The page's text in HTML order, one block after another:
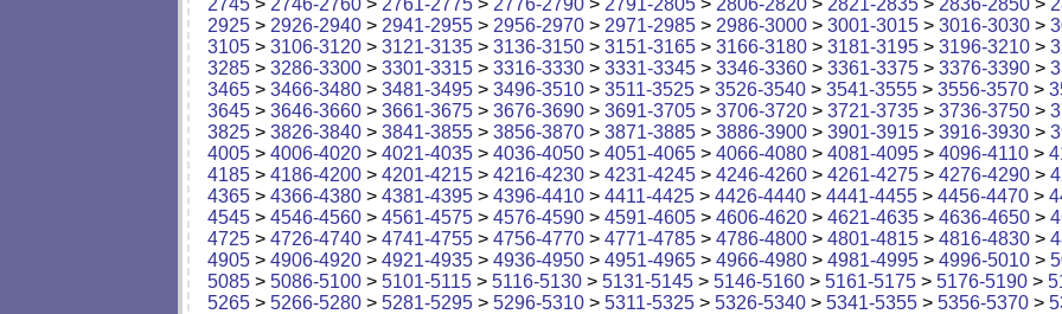
2745 > 2746-2760 > 2761-2775 > 2776-2790 > 2791-2805 > 2806-2820 > 2821-2835 > 2836-2850 >
2925 > 2926-2940 > 2941-2955 > 2956-2970 > 2971-2985 > 2986-3000 > 3001-3015 > 3016-3030 >
3105 > 3106-3120 > 3121-3135 > 3136-3150 > 3151-3165 > 3166-3180 > 3181-3195 > 3196-3210 >
3285 > 3286-3300 > 3301-3315 > 3316-3330 > 3331-3345 > 3346-3360 > 3361-3375 > 3376-3390 >
3465 > 3466-3480 > 3481-3495 > 3496-3510 > 3511-3525 > 3526-3540 > 3541-3555 > 3556-3570 >
3645 > 3646-3660 > 3661-3675 > 3676-3690 > 3691-3705 > 3706-3720 > 3721-3735 > 3736-3750 >
3825 > 3826-3840 > 3841-3855 > 3856-3870 > 3871-3885 > 3886-3900 > 3901-3915 > 3916-3930 >
4005 > 4006-4020 > 4021-4035 > 4036-4050 > 4051-4065 > 4066-4080 > 4081-4095 > 4096-4110 >
4185 > 4186-4200 > 4201-4215 > 4216-4230 > 4231-4245 > 4246-4260 > 4261-4275 > 4276-4290 >
4365 > 4366-4380 > 4381-4395 > 4396-4410 > 4411-4425 > 4426-4440 > 4441-4455 > 4456-4470 >
4545 > 4546-4560 > 4561-4575 > 4576-4590 > 4591-4605 > 4606-4620 > 4621-4635 > 4636-4650 >
4725 > 4726-4740 > 4741-4755 > 4756-4770 > 4771-4785 > 4786-4800 > 4801-4815 > 4816-4830 >
4905 > 4906-4920 > 4921-4935 > 4936-4950 > 4951-4965 > 4966-4980 > 4981-4995 > 4996-5010 >
5085 > 5086-5100 > 5101-5115 > 5116-5130 > 5131-5145 > 5146-5160 > 5161-5175 > 5176-5190 >
5265 > 5266-5280 > 5281-5295 > 5296-5310 > 5311-5325 > 5326-5340 > 5341-5355 > 5356-5370 >